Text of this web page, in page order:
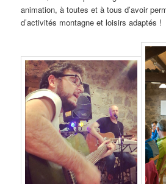
animation, à toutes et à tous d’avoir
d’activités montagne et loisirs adaptés !